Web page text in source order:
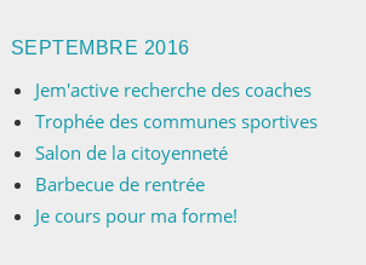
SEPTEMBRE 2016
Jem'active recherche des coaches
Trophée des communes sportives
Salon de la citoyenneté
Barbecue de rentrée
Je cours pour ma forme!